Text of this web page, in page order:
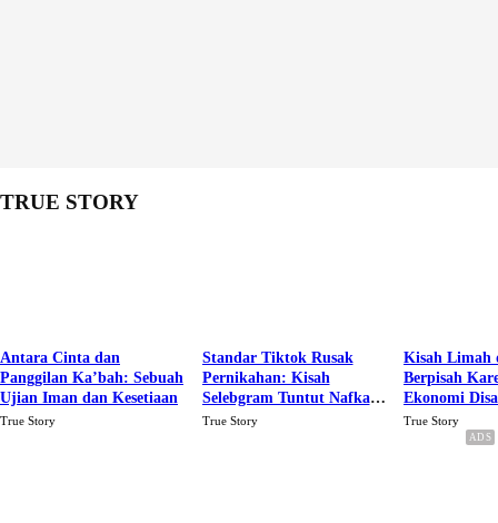
TRUE STORY
Antara Cinta dan
Panggilan Ka’bah: Sebuah
Ujian Iman dan Kesetiaan
True Story
Standar Tiktok Rusak
Pernikahan: Kisah
Selebgram Tuntut Nafkah
Rp.15 Juta Perbulan
True Story
Kisah Limah
Berpisah
Ekonomi
Karena Cinta
True Story